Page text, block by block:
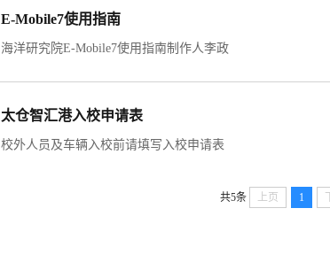
E-Mobile7使用指南
海洋研究院E-Mobile7使用指南制作人李政
太仓智汇港入校申请表
校外人员及车辆入校前请填写入校申请表
共5条 上页 1